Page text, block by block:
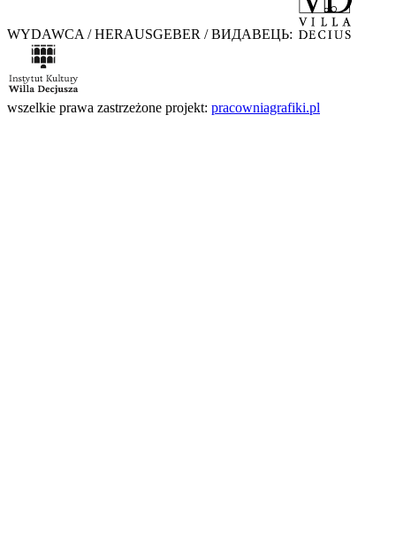
WYDAWCA / HERAUSGEBER / ВИДАВЕЦЬ:
wszelkie prawa zastrzeżone projekt: pracowniagrafiki.pl